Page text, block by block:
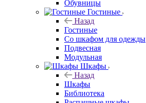
Обувницы
Гостиные
Назад
Гостиные
Со шкафом для одежды
Подвесная
Модульная
Шкафы
Назад
Шкафы
Библиотека